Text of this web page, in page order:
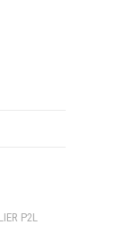
P2L